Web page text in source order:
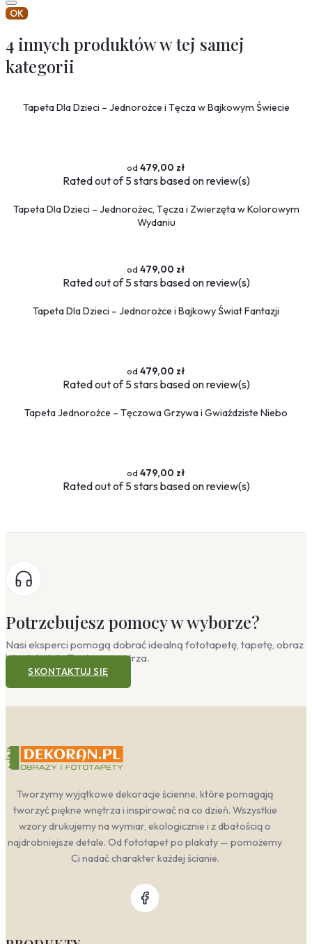
OK
4 innych produktów w tej samej
kategorii
Tapeta Dla Dzieci – Jednorożce i Tęcza w Bajkowym Świecie
479,00 zł
Ratedout of 5 stars based onreview(s)
Tapeta Dla Dzieci – Jednorożec, Tęcza i Zwierzęta w Kolorowym
Wydaniu
479,00 zł
Ratedout of 5 stars based onreview(s)
Tapeta Dla Dzieci – Jednorożce i Bajkowy Świat Fantazji
479,00 zł
Ratedout of 5 stars based onreview(s)
Tapeta Jednorożce – Tęczowa Grzywa i Gwiaździste Niebo
479,00 zł
Ratedout of 5 stars based onreview(s)
Potrzebujesz pomocy w wyborze?
Nasi eksperci pomogą dobrać idealną fototapetę, tapetę, obraz
lub plakat do Twojego wnętrza.
SKONTAKTUJ SIĘ
Tworzymy wyjątkowe dekoracje ścienne, które pomagają
tworzyć piękne wnętrza i inspirować na co dzień. Wszystkie
wzory drukujemy na wymiar, ekologicznie i z dbałością o
najdrobniejsze detale. Od fototapet po plakaty — pomożemy
Ci nadać charakter każdej ścianie.